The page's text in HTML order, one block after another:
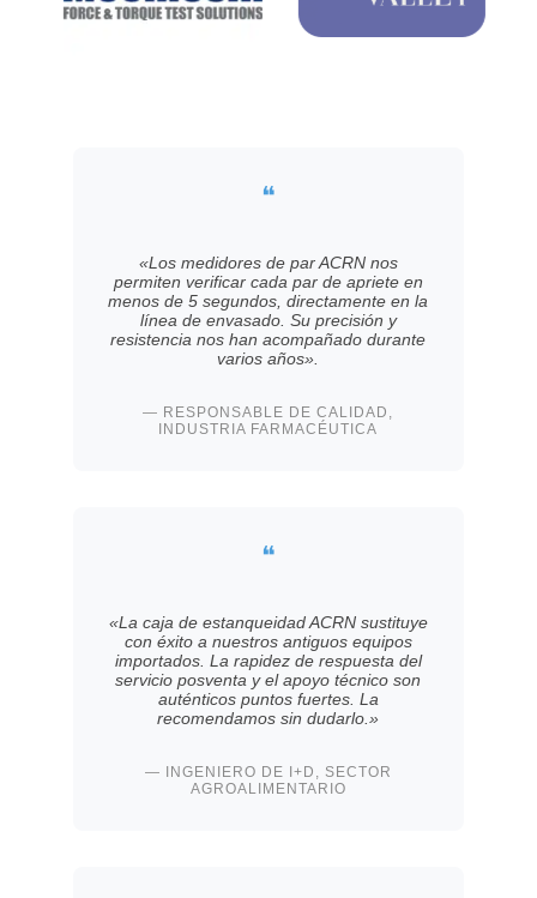
❝
«Los medidores de par ACRN nos
permiten verificar cada par de apriete en
menos de 5 segundos, directamente en la
línea de envasado. Su precisión y
resistencia nos han acompañado durante
varios años».
— RESPONSABLE DE CALIDAD,
INDUSTRIA FARMACÉUTICA
❝
«La caja de estanqueidad ACRN sustituye
con éxito a nuestros antiguos equipos
importados. La rapidez de respuesta del
servicio posventa y el apoyo técnico son
auténticos puntos fuertes. La
recomendamos sin dudarlo.»
— INGENIERO DE I+D, SECTOR
AGROALIMENTARIO